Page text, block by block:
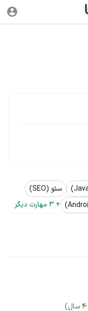
سئو (SEO)
+
3 مهارت دیگر